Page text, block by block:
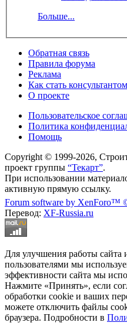
Больше...
Обратная связь
Правила форума
Реклама
Как стать консультантом
О проекте
Пользовательское
Политика
Помощь
Copyright © 1999-2026,
проект группы “Текарт”.
При использовании
активную прямую ссылку.
Forum software by XenForo™
Перевод: XF-Russia.ru
Для улучшения работы сайта
пользователями мы
эффективности сайта мы
Нажмите «Принять», если
обработки cookie и ваших
можете отключить файлы
браузера. Подробности в